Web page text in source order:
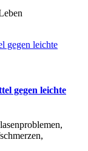
gegen leichte